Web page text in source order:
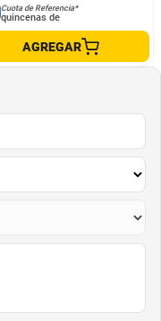
Cuota de Referencia*
quincenas de
AGREGAR